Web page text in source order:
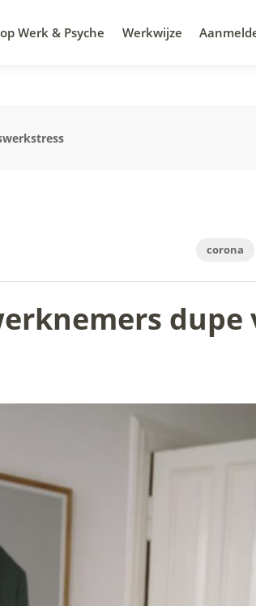
Werk & Psyche Werkwijze
corona
dupe